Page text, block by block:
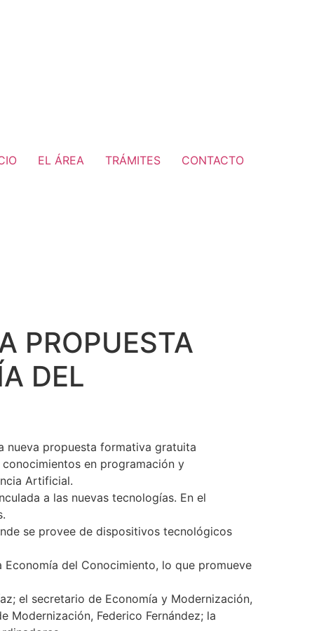
EL ÁREA TRÁMITES CONTACTO
PROPUESTA
DEL
nueva propuesta formativa gratuita
conocimientos en programación y
Artificial.
a las nuevas tecnologías. En el
se provee de dispositivos tecnológicos
del Conocimiento, lo que promueve
el secretario de Economía y Modernización,
Modernización, Federico Fernández; la